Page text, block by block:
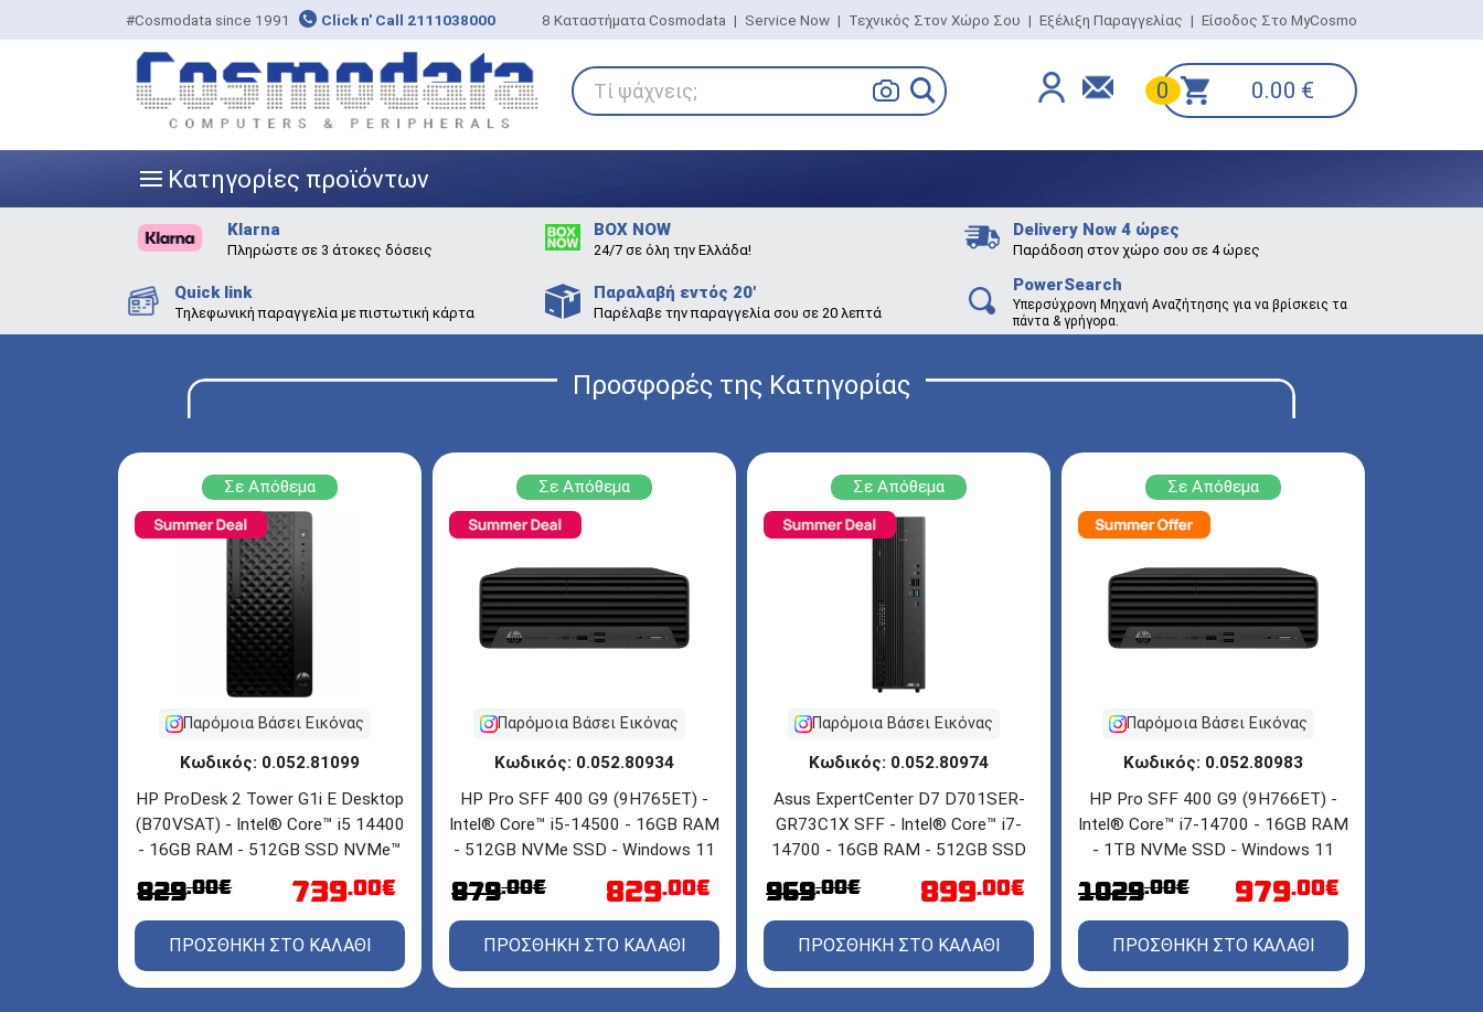
#Cosmodata since 1991 Click n' Call 2111038000 8 Καταστήματα Cosmodata | Service Now | Τεχνικός Στον Χώρο Σου | Εξέλιξη Παραγγελίας | Είσοδος Στο MyCosmo
Τί ψάχνεις; 0 0.00 €
||| Κατηγορίες προϊόντων
Klarna
Πληρώστε σε 3 άτοκες δόσεις
BOX NOW
24/7 σε όλη την Ελλάδα!
Delivery Now 4 ώρες
Παράδοση στον χώρο σου σε 4 ώρες
Quick link
Τηλεφωνική παραγγελία με πιστωτική κάρτα
Παραλαβή εντός 20'
Παρέλαβε την παραγγελία σου σε 20 λεπτά
PowerSearch
Υπερσύχρονη Μηχανή Αναζήτησης για να βρίσκεις τα
πάντα & γρήγορα.
Προσφορές της Κατηγορίας
Σε Απόθεμα
Παρόμοια Βάσει Εικόνας
Κωδικός: 0.052.81099
HP ProDesk 2 Tower G1i E Desktop
(B70VSAT) - Intel® Core™ i5 14400
- 16GB RAM - 512GB SSD NVMe™
M.2 - Windows 11 Pro
829.00€ 739.00€
ΠΡΟΣΘΗΚΗ ΣΤΟ ΚΑΛΑΘΙ
Σε Απόθεμα
Παρόμοια Βάσει Εικόνας
Κωδικός: 0.052.80934
HP Pro SFF 400 G9 (9H765ET) -
Intel® Core™ i5-14500 - 16GB RAM
- 512GB NVMe SSD - Windows 11
879.00€ 829.00€
ΠΡΟΣΘΗΚΗ ΣΤΟ ΚΑΛΑΘΙ
Σε Απόθεμα
Παρόμοια Βάσει Εικόνας
Κωδικός: 0.052.80974
Asus ExpertCenter D7 D701SER-
GR73C1X SFF - Intel® Core™ i7-
14700 - 16GB RAM - 512GB SSD
M.2 - DVD±RW - Windows 11 Pro
969.00€ 899.00€
ΠΡΟΣΘΗΚΗ ΣΤΟ ΚΑΛΑΘΙ
Σε Απόθεμα
Παρόμοια Βάσει Εικόνας
Κωδικός: 0.052.80983
HP Pro SFF 400 G9 (9H766ET) -
Intel® Core™ i7-14700 - 16GB RAM
- 1TB NVMe SSD - Windows 11
1029.00€ 979.00€
ΠΡΟΣΘΗΚΗ ΣΤΟ ΚΑΛΑΘΙ